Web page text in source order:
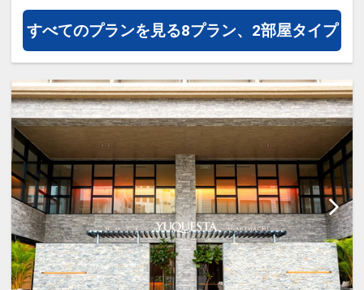
アクセスのご案内
・那覇空港からモノレールで6駅約11
分、旭橋駅徒歩約2分
・那覇空港から車で約15分
・那覇バスターミナルまで徒歩約5分、
本島中北部へのアクセスにも便利
・駐車場あり（有料・先着順予約不可、
満車の場合は近隣コインパーキング利用
となります）
設定期間：2026年4月1日～2027年3月
31日
氏名・客室タイプ・食事条件・プラン同
一であることが割引適用の条件となりま
ここがポイント！
●お部屋にミネラルウォーターをご用意
※滞在中おひとり様につき１本
※旅行代金に含まれます。
ホテルのご案内
沖縄の方言「ユクル（ひと休み）」＋ス
すべてのプランを見る8プラン、2部屋タイプ